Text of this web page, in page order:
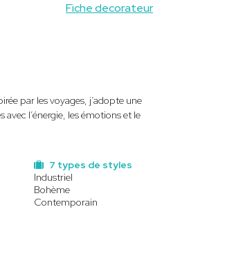
Fiche decorateur
par les voyages, j’adopte une
l’énergie, les émotions et le
7 types de styles
Industriel
Bohème
Contemporain